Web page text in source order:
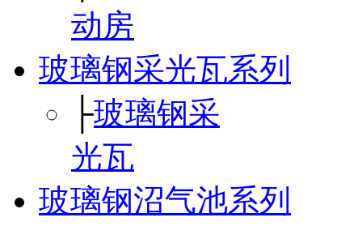
动房
玻璃钢采光瓦系列
├玻璃钢采
光瓦
玻璃钢沼气池系列